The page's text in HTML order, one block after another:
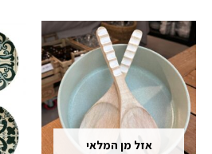
אזל מן המלאי